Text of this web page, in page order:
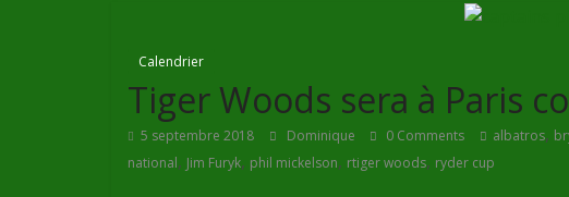
Calendrier
Tiger Woods sera à Paris
5 septembre 2018 Dominique 0 Comments albatros,
national, Jim Furyk, phil mickelson, rtiger woods, ryder cup